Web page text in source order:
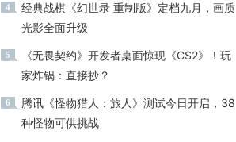
4
经典战棋《幻世录 重制版》定档九月，画质
光影全面升级
5
《无畏契约》开发者桌面惊现《CS2》！玩
家炸锅：直接抄？
6
腾讯《怪物猎人：旅人》测试今日开启，38
种怪物可供挑战